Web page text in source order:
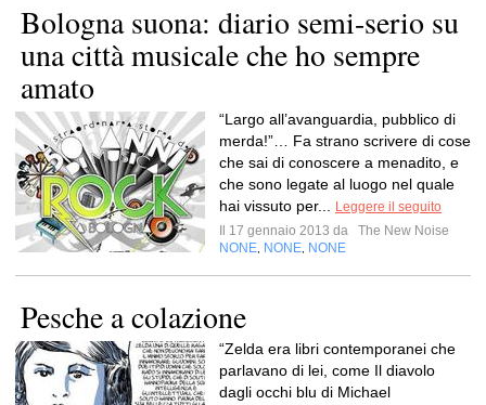
Bologna suona: diario semi-serio su
una città musicale che ho sempre
amato
“Largo all’avanguardia, pubblico di
merda!”… Fa strano scrivere di cose
che sai di conoscere a menadito, e
che sono legate al luogo nel quale
hai vissuto per...
Leggere il seguito
Il 17 gennaio 2013 da
The New Noise
NONE NONE NONE
Pesche a colazione
“Zelda era libri contemporanei che
parlavano di lei, come Il diavolo
dagli occhi blu di Michael